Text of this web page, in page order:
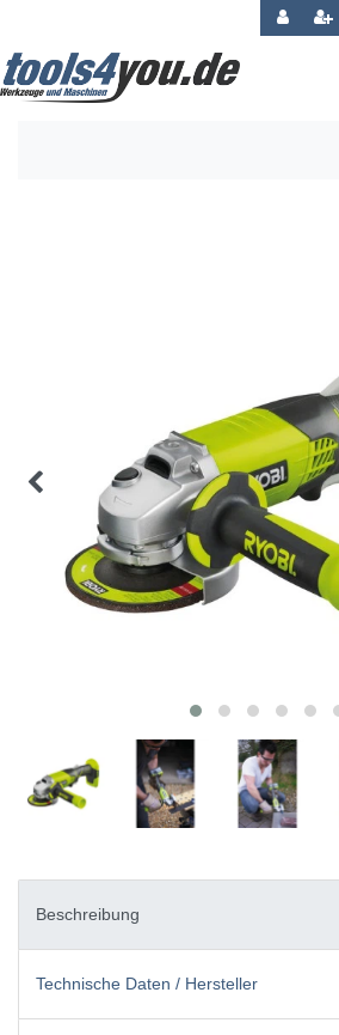
Beschreibung
Technische Daten / Hersteller